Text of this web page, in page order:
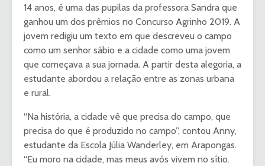
14 anos, é uma das pupilas da professora Sandra que
ganhou um dos prêmios no Concurso Agrinho 2019. A
jovem redigiu um texto em que descreveu o campo
como um senhor sábio e a cidade como uma jovem
que começava a sua jornada. A partir desta alegoria, a
estudante abordou a relação entre as zonas urbana
e rural.
“Na história, a cidade vê que precisa do campo, que
precisa do que é produzido no campo”, contou Anny,
estudante da Escola Júlia Wanderley, em Arapongas.
“Eu moro na cidade, mas meus avós vivem no sítio.